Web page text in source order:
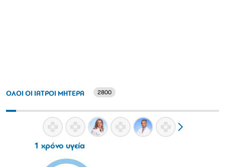
ΟΛΟΙ ΟΙ ΙΑΤΡΟΙ ΜΗΤΕΡΑ 2800
1 χρόνο υγεία